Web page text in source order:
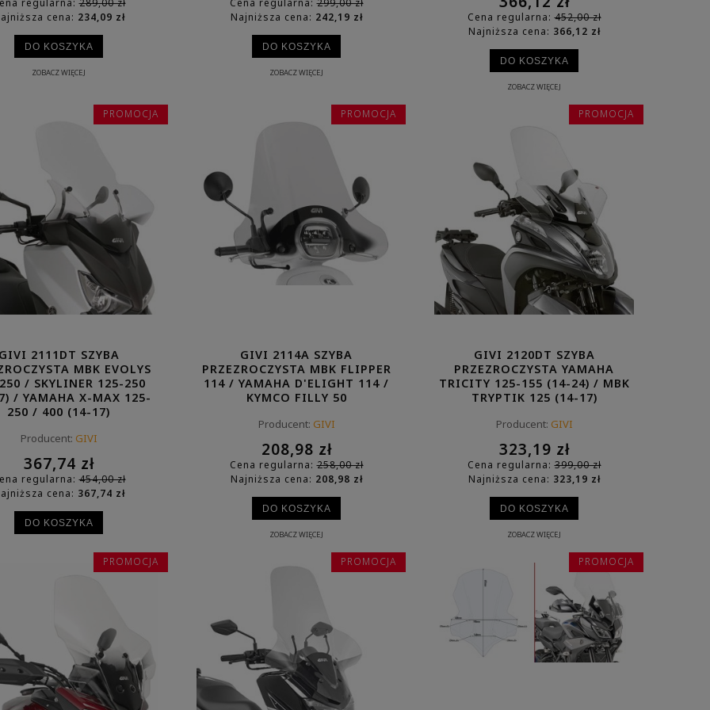
regularna:289,00 zł
cena: 234,09 zł
DO KOSZYKA
ZOBACZ WIĘCEJ
Cena regularna:299,00 zł
Najniższa cena: 242,19 zł
DO KOSZYKA
ZOBACZ WIĘCEJ
Cena regularna:452,00 zł
Najniższa cena: 366,12 zł
DO KOSZYKA
ZOBACZ WIĘCEJ
2111DT SZYBA
MBK EVOLYS
/ SKYLINER 125-250
/ YAMAHA X-MAX 125-
250 / 400 (14-17)
Producent: GIVI
367,74 zł
regularna:454,00 zł
cena: 367,74 zł
DO KOSZYKA
PROMOCJA
GIVI 2114A SZYBA
PRZEZROCZYSTA MBK FLIPPER
114 / YAMAHA D'ELIGHT 114 /
KYMCO FILLY 50
Producent: GIVI
208,98 zł
Cena regularna:258,00 zł
Najniższa cena: 208,98 zł
DO KOSZYKA
ZOBACZ WIĘCEJ
PROMOCJA
GIVI 2120DT SZYBA
PRZEZROCZYSTA YAMAHA
TRICITY 125-155 (14-24) / MBK
TRYPTIK 125 (14-17)
Producent: GIVI
323,19 zł
Cena regularna:399,00 zł
Najniższa cena: 323,19 zł
DO KOSZYKA
ZOBACZ WIĘCEJ
PROMOCJA
PROMOCJA PROMOCJA PROMOCJA